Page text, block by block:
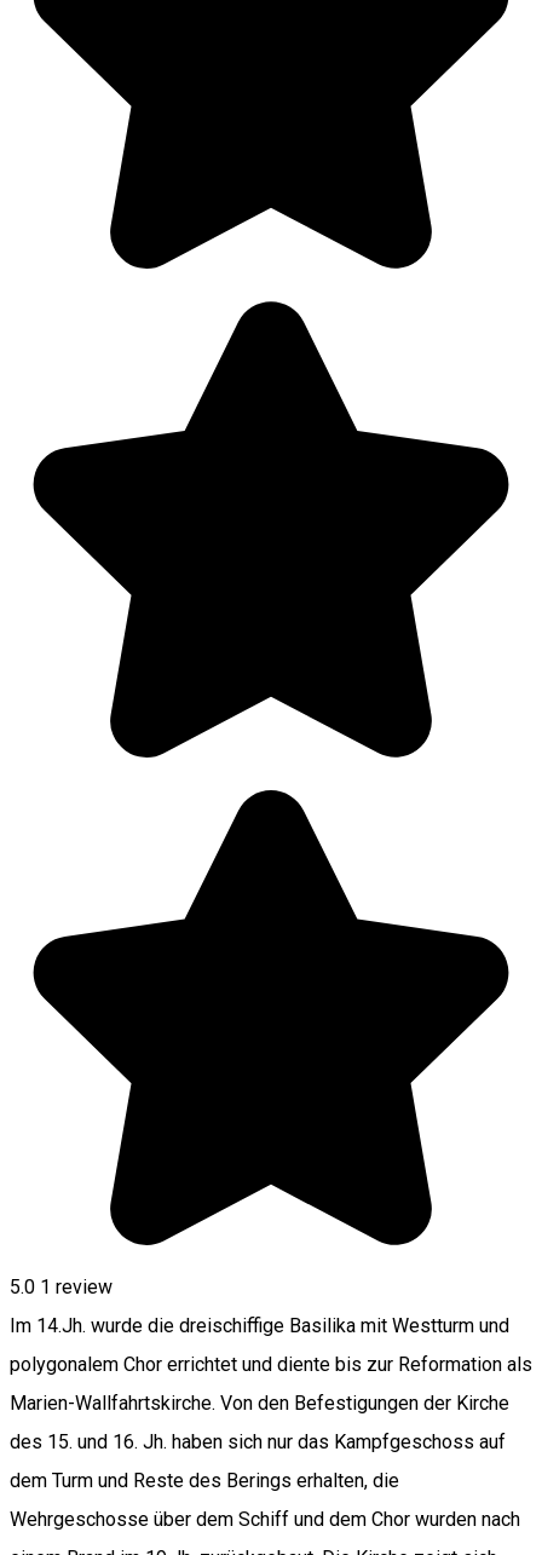
5.0 1 review
Im 14.Jh. wurde die dreischiffige Basilika mit Westturm und
polygonalem Chor errichtet und diente bis zur Reformation als
Marien-Wallfahrtskirche. Von den Befestigungen der Kirche
des 15. und 16. Jh. haben sich nur das Kampfgeschoss auf
dem Turm und Reste des Berings erhalten, die
Wehrgeschosse über dem Schiff und dem Chor wurden nach